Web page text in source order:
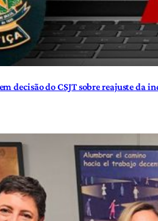
decisão do CSJT sobre reajuste da